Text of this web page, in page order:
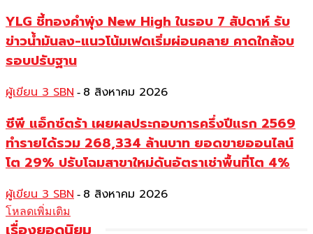
YLG ชี้ทองคำพุ่ง New High ในรอบ 7 สัปดาห์ รับ
ข่าวน้ำมันลง-แนวโน้มเฟดเริ่มผ่อนคลาย คาดใกล้จบ
รอบปรับฐาน
ผู้เขียน 3 SBN - 8 สิงหาคม 2026
ซีพี แอ็กซ์ตร้า เผยผลประกอบการครึ่งปีแรก 2569
ทำรายได้รวม 268,334 ล้านบาท ยอดขายออนไลน์
โต 29% ปรับโฉมสาขาใหม่ดันอัตราเช่าพื้นที่โต 4%
ผู้เขียน 3 SBN - 8 สิงหาคม 2026
โหลดเพิ่มเติม
เรื่องยอดนิยม